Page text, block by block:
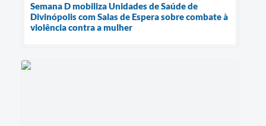
Semana D mobiliza Unidades de Saúde de
Divinópolis com Salas de Espera sobre combate à
violência contra a mulher